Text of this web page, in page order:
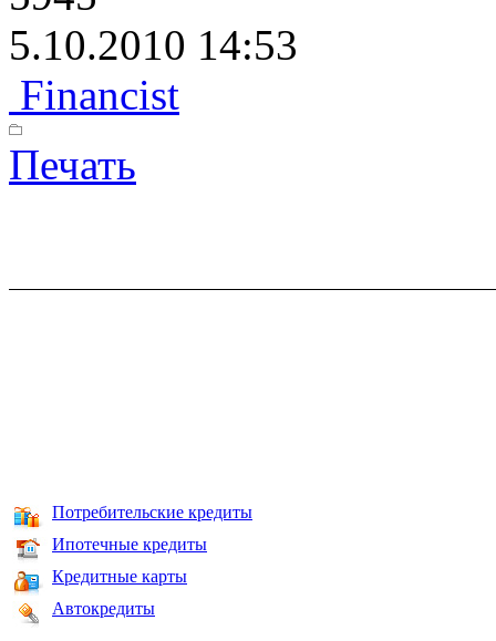
5.10.2010 14:53
Financist
Печать
Потребительские кредиты
Ипотечные кредиты
Кредитные карты
Автокредиты